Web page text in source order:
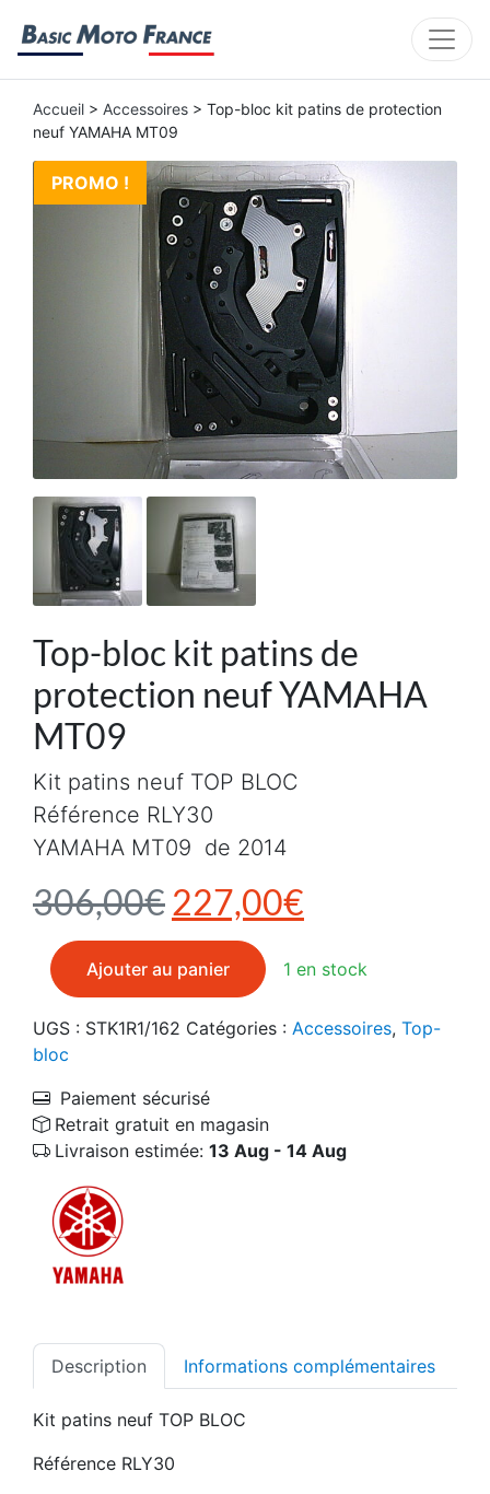
Accueil > Accessoires > Top-bloc kit patins de protection
neuf YAMAHA MT09
PROMO !
Top-bloc kit patins de
protection neuf YAMAHA
MT09
306,00€ Le prix initial était :
227,00€
Kit patins neuf TOP BLOC
Référence RLY30
YAMAHA MT09 de 2014
1 en stock
quantité de Top-bloc kit patins de protection neuf
Ajouter au panier
UGS : STK1R1/162 Catégories : Accessoires, Top-
bloc
Paiement sécurisé
Retrait gratuit en magasin
Livraison estimée: 13 Aug - 14 Aug
Description Informations complémentaires
Kit patins neuf TOP BLOC
Référence RLY30